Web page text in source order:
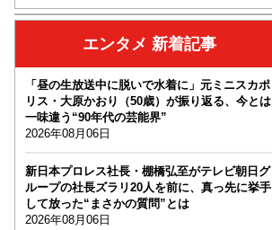
エンタメ 新着記事
「昼の生放送中に脱いで水着に」元ミニスカポ
リス・大原かおり（50歳）が振り返る、今とは
一味違う“90年代の芸能界”
2026年08月06日
新日本プロレス社長・棚橋弘至がテレビ朝日グ
ループの社長ズラリ20人を前に、真っ先に挙手
して放った“まさかの質問”とは
2026年08月06日